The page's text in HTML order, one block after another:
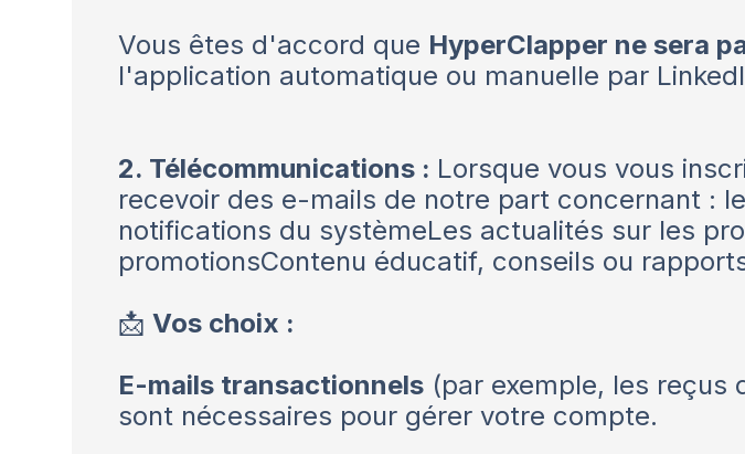
Vous êtes d'accord que HyperClapper ne sera
l'application automatique ou manuelle par
2. Télécommunications : Lorsque vous vous
recevoir des e-mails de notre part concernant :
notifications du systèmeLes actualités sur les
promotionsContenu éducatif, conseils ou
📩 Vos choix :
E-mails transactionnels (par exemple, les reçus
sont nécessaires pour gérer votre compte.